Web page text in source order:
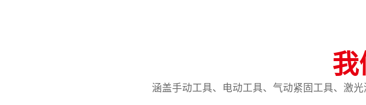
涵盖手动工具、电动工具、气动紧固工具、激